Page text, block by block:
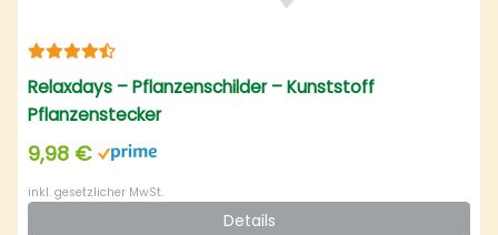
Relaxdays – Pflanzenschilder – Kunststoff
Pflanzenstecker
9,98 €
inkl. gesetzlicher MwSt.
Details